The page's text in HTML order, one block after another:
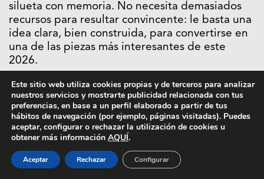
silueta con memoria. No necesita demasiados
recursos para resultar convincente: le basta una
idea clara, bien construida, para convertirse en
una de las piezas más interesantes de este
2026.
Este sitio web utiliza cookies propias y de terceros para analizar
nuestros servicios y mostrarte publicidad relacionada con tus
preferencias, en base a un perfil elaborado a partir de tus
hábitos de navegación (por ejemplo, páginas visitadas). Puedes
aceptar, configurar o rechazar la utilización de cookies u
obtener más información AQUÍ.
Aceptar Rechazar Configurar